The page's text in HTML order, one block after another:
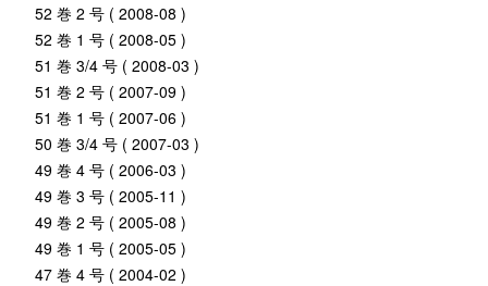
52 巻 2 号 ( 2008-08 )
52 巻 1 号 ( 2008-05 )
51 巻 3/4 号 ( 2008-03 )
51 巻 2 号 ( 2007-09 )
51 巻 1 号 ( 2007-06 )
50 巻 3/4 号 ( 2007-03 )
49 巻 4 号 ( 2006-03 )
49 巻 3 号 ( 2005-11 )
49 巻 2 号 ( 2005-08 )
49 巻 1 号 ( 2005-05 )
47 巻 4 号 ( 2004-02 )